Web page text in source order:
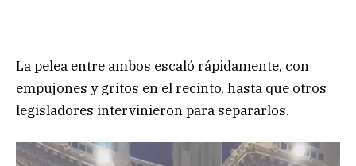
La pelea entre ambos escaló rápidamente, con
empujones y gritos en el recinto, hasta que otros
legisladores intervinieron para separarlos.